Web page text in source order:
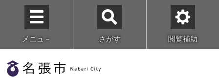
メニュ－ さがす 閲覧補助